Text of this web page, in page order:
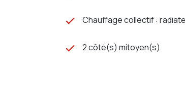
Chauffage collectif :
2 côté(s) mitoyen(s)